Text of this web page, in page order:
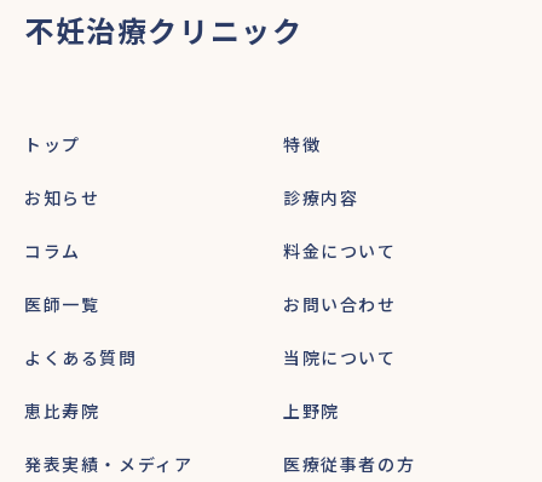
不妊治療クリニック
トップ 特徴
お知らせ 診療内容
コラム 料金について
医師一覧 お問い合わせ
よくある質問 当院について
恵比寿院 上野院
発表実績・メディア 医療従事者の方